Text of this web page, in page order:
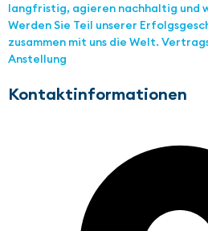
langfristig, agieren nachhaltig und
Werden Sie Teil unserer
zusammen mit uns die Welt.
Anstellung
Kontaktinformationen